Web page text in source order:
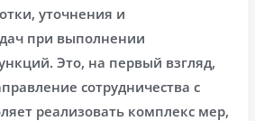
уточнения и
при выполнении
Это, на первый взгляд,
сотрудничества с
реализовать комплекс мер,